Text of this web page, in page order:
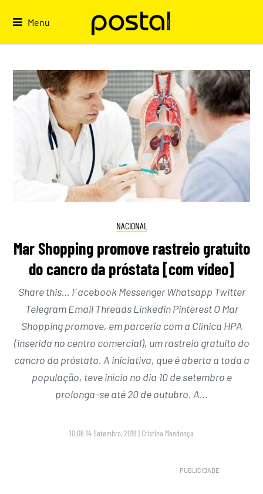
Menu
NACIONAL
Mar Shopping promove rastreio gratuito
do cancro da próstata [com vídeo]
Share this… Facebook Messenger Whatsapp Twitter
Telegram Email Threads Linkedin Pinterest O Mar
Shopping promove, em parceria com a Clínica HPA
(inserida no centro comercial), um rastreio gratuito do
cancro da próstata. A iniciativa, que é aberta a toda a
população, teve início no dia 10 de setembro e
prolonga-se até 20 de outubro. A…
10:08 14 Setembro, 2019 | Cristina Mendonça